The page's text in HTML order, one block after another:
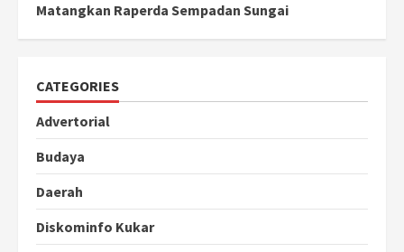
Matangkan Raperda Sempadan Sungai
CATEGORIES
Advertorial
Budaya
Daerah
Diskominfo Kukar